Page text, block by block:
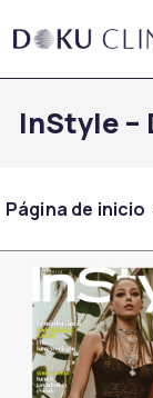
InStyle –
Página de inicio